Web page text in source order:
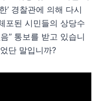
’ 경찰관에 의해 다시
포된 시민들의 상당수
” 통보를 받고 있습니
단 말입니까?